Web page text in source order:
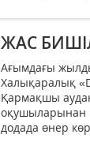
ЖАС
Ағымдағы
Халықаралық
Қармақшы
оқушыларынан
додада өнер